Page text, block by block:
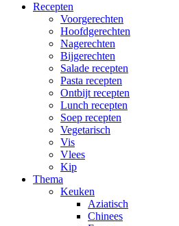
Recepten
Voorgerechten
Hoofdgerechten
Nagerechten
Bijgerechten
Salade recepten
Pasta recepten
Ontbijt recepten
Lunch recepten
Soep recepten
Vegetarisch
Vis
Vlees
Kip
Thema
Keuken
Aziatisch
Chinees